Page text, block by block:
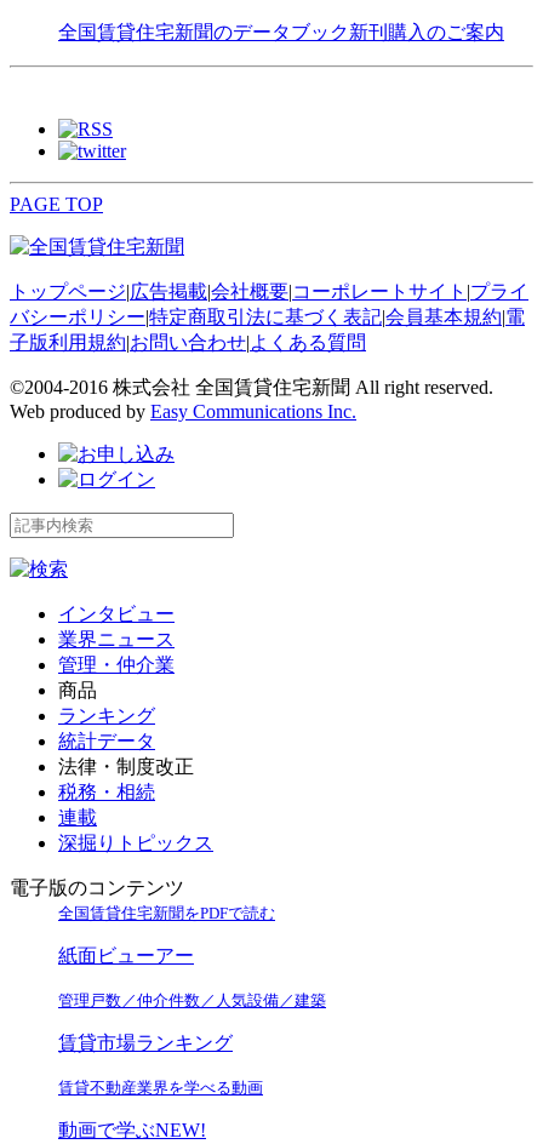
全国賃貸住宅新聞のデータブック新刊購入のご案内
PAGE TOP
トップページ|広告掲載|会社概要|コーポレートサイト |プライ
バシーポリシー|特定商取引法に基づく表記|会員基本規約|電
子版利用規約|お問い合わせ|よくある質問
©2004-2016 株式会社 全国賃貸住宅新聞 All right reserved.
Web produced by Easy Communications Inc.
インタビュー
業界ニュース
管理・仲介業
商品
ランキング
統計データ
法律・制度改正
税務・相続
連載
深掘りトピックス
電子版のコンテンツ
全国賃貸住宅新聞をPDFで読む
紙面ビューアー
管理戸数／仲介件数／人気設備／建築
賃貸市場ランキング
賃貸不動産業界を学べる動画
動画で学ぶNEW!